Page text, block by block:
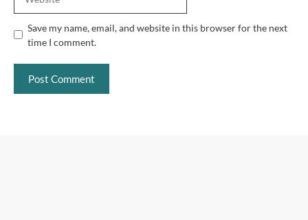
Save my name, email, and website in this browser for the next
time I comment.